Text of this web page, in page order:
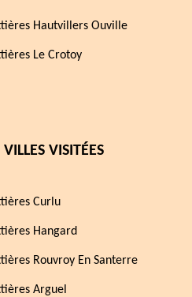
Hautvillers Ouville
Le Crotoy
VISITÉES
Curlu
Hangard
Rouvroy En Santerre
Arguel